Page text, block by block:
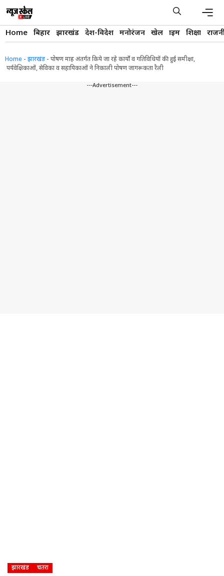
content
Home बिहार झारखंड देश-विदेश मनोरंजन खेल क्राइम शिक्षा
Home - झारखंड - पोषण माह अंतर्गत किये जा रहे कार्यों व गतिविधियों की हुई समीक्षा,
पर्यवेक्षिकाओं, सेविका व सहायिकाओं ने निकाली पोषण जागरूकता रैली
---Advertisement---
झारखंड चतरा